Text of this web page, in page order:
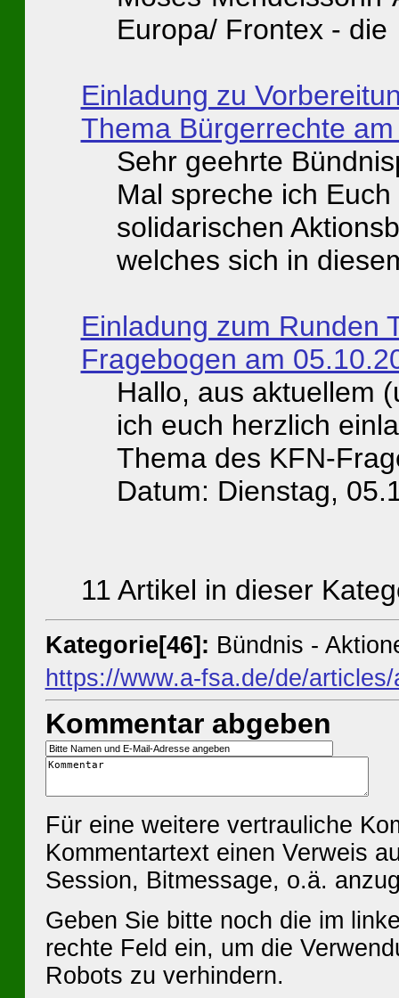
Europa/ Frontex - die
Einladung zu
Thema Bürgerrechte
Sehr geehrte
Mal spreche ich
solidarischen
welches sich in
Einladung zum Runden
Fragebogen am
Hallo, aus aktuellem
ich euch herzlich
Thema des KFN-
Datum: Dienstag,
11 Artikel in dieser
Kategorie[46]: Bündnis -
https://www.a-fsa.de/de/
Kommentar abgeben
Für eine weitere vertrauliche
Kommentartext einen Verweis
Session, Bitmessage, o.ä.
Geben Sie bitte noch die im
rechte Feld ein, um die
Robots zu verhindern.